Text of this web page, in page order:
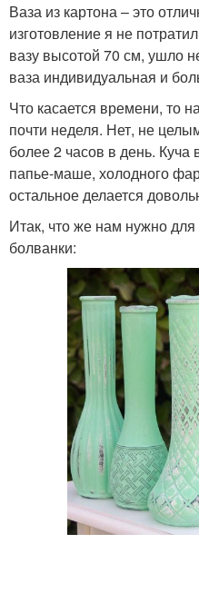
Ваза из картона – это
изготовление я не
вазу высотой 70 см, ушло
ваза индивидуальная и
Что касается времени, то
почти неделя. Нет, не
более 2 часов в день.
папье-маше, холодного
остальное делается
Итак, что же нам нужно для
болванки: